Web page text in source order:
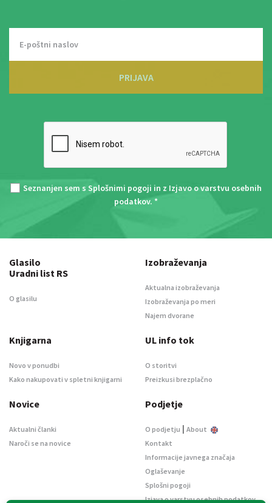
PRIJAVA
Seznanjen sem s Splošnimi pogoji in z Izjavo o varstvu osebnih
podatkov. *
Glasilo
Uradni list RS
O glasilu
Izobraževanja
Aktualna izobraževanja
Izobraževanja po meri
Najem dvorane
Knjigarna
Novo v ponudbi
Kako nakupovati v spletni knjigarni
UL info tok
O storitvi
Preizkusi brezplačno
Novice
Aktualni članki
Naroči se na novice
Podjetje
O podjetju | About
Kontakt
Informacije javnega značaja
Oglaševanje
Splošni pogoji
Izjava o varstvu osebnih podatkov